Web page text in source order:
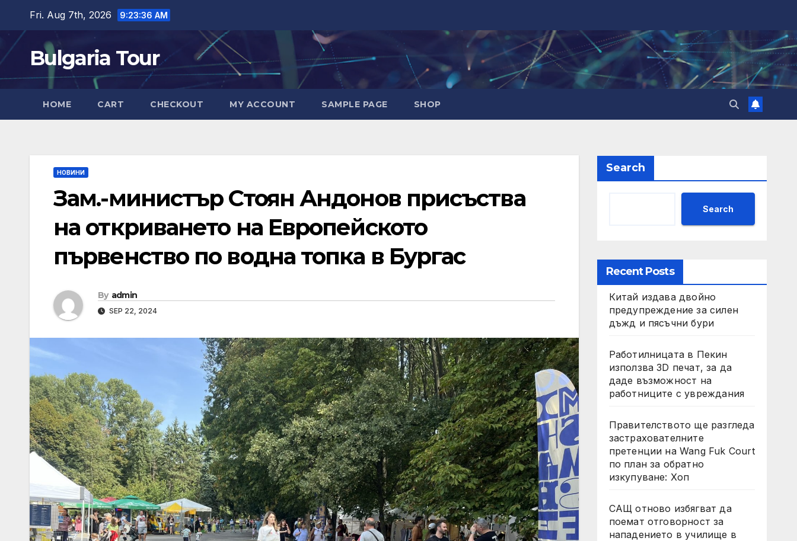
content
Fri. Aug 7th, 2026 9:23:37 AM
Bulgaria Tour
HOME CART CHECKOUT MY ACCOUNT SAMPLE PAGE SHOP
НОВИНИ
Зам.-министър Стоян Андонов присъства
на откриването на Европейското
първенство по водна топка в Бургас
By admin
SEP 22, 2024
Search
Search
Recent Posts
Китай издава двойно
предупреждение за силен
дъжд и пясъчни бури
Работилницата в Пекин
използва 3D печат, за да
даде възможност на
работниците с увреждания
Правителството ще разгледа
застрахователните
претенции на Wang Fuk Court
по план за обратно
изкупуване: Хоп
САЩ отново избягват да
поемат отговорност за
нападението в училище в